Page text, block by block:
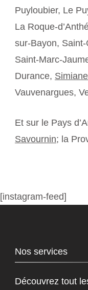
Puyloubier, Le
La Roque-
sur-Bayon,
Saint-Marc-
Durance,
Vauvenargues,
Et sur le Pays
Savournin; la
[instagram-feed]
Nos services
Découvrez tout